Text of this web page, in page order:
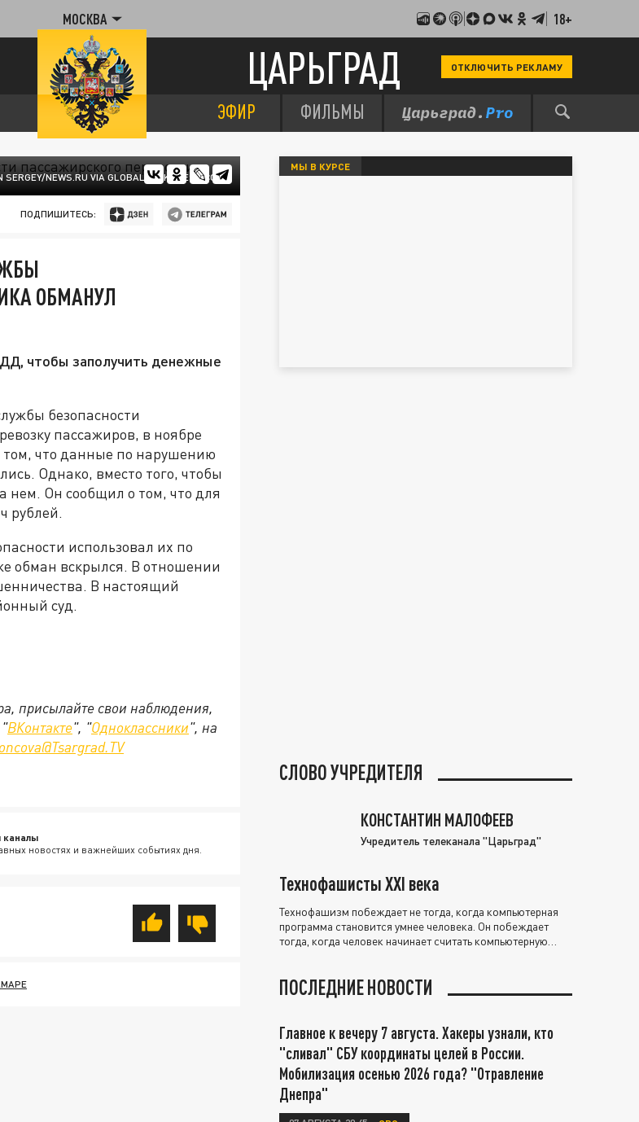
МОСКВА 18+
ЦАРЬГРАД ОТКЛЮЧИТЬ РЕКЛАМУ
ЭФИР ФИЛЬМЫ
NEWS.RU VIA GLOBALLOOKPRESS.COM
ПОДПИШИТЕСЬ:
ОБМАНУЛ
чтобы заполучить денежные
безопасности
пассажиров, в ноябре
том, что данные по нарушению
Однако, вместо того, чтобы
нем. Он сообщил о том, что для
рублей.
использовал их по
обман вскрылся. В отношении
В настоящий
суд.
присылайте свои наблюдения,
ВКонтакте", "Одноклассники", на
каналы
новостях и важнейших событиях дня.
МЫ В КУРСЕ
СЛОВО УЧРЕДИТЕЛЯ
КОНСТАНТИН МАЛОФЕЕВ
Учредитель телеканала "Царьград"
Технофашисты XXI века
Технофашизм побеждает не тогда, когда компьютерная
программа становится умнее человека. Он побеждает
тогда, когда человек начинает считать компьютерную
ПОСЛЕДНИЕ НОВОСТИ
Главное к вечеру 7 августа. Хакеры узнали, кто
"сливал" СБУ координаты целей в России.
Мобилизация осенью 2026 года? "Отравление
Днепра"